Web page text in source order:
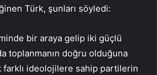
Türk, şunları söyledi:
bir araya gelip iki güçlü
toplanmanın doğru olduğuna
farklı ideolojilere sahip partilerin